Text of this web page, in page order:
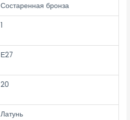
Состаренная бронза
1
Е27
20
Латунь